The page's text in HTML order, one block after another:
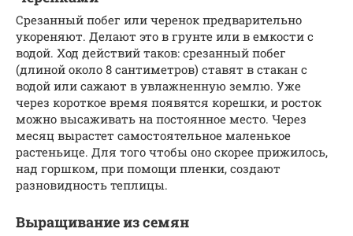
Срезанный побег или черенок предварительно
укореняют. Делают это в грунте или в емкости с
водой. Ход действий таков: срезанный побег
(длиной около 8 сантиметров) ставят в стакан с
водой или сажают в увлажненную землю. Уже
через короткое время появятся корешки, и росток
можно высаживать на постоянное место. Через
месяц вырастет самостоятельное маленькое
растеньице. Для того чтобы оно скорее прижилось,
над горшком, при помощи пленки, создают
разновидность теплицы.
Выращивание из семян